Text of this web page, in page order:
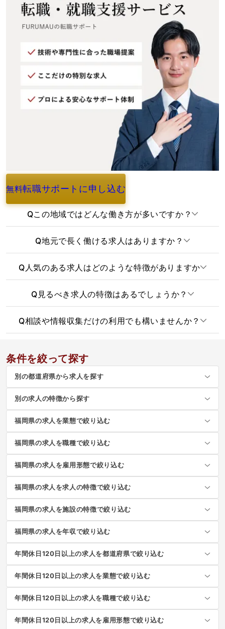
無料転職サポートに申し込む
よくあるご質問
Qこの地域ではどんな働き方が多いですか？
Q地元で長く働ける求人はありますか？
Q 人気のある求人はどのような特徴がありますか
Q 見るべき求人の特徴はあるでしょうか？
Q相談や情報収集だけの利用でも構いませんか？
条件を絞って探す
別の都道府県から求人を探す
別の求人の特徴から探す
福岡県の求人を業態で絞り込む
福岡県の求人を職種で絞り込む
福岡県の求人を雇用形態で絞り込む
福岡県の求人を求人の特徴で絞り込む
福岡県の求人を施設の特徴で絞り込む
福岡県の求人を年収で絞り込む
年間休日120日以上の求人を都道府県で絞り込む
年間休日120日以上の求人を業態で絞り込む
年間休日120日以上の求人を職種で絞り込む
年間休日120日以上の求人を雇用形態で絞り込む